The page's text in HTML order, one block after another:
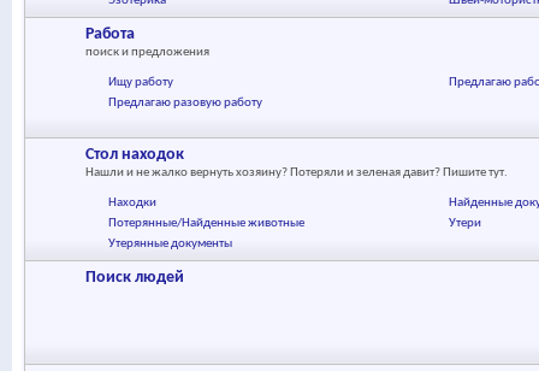
Работа
поиск и предложения
Ищу работу
Предлагаю
Предлагаю разовую работу
Стол находок
Нашли и не жалко вернуть хозяину? Потеряли и зеленая давит? Пишите тут.
Находки
Найденные
Потерянные/Найденные животные
Утери
Утерянные документы
Поиск людей